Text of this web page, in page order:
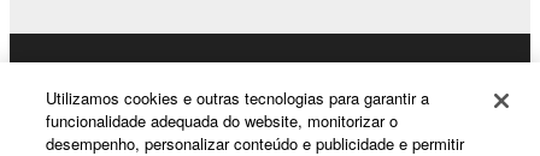
Utilizamos cookies e outras tecnologias para garantir a
funcionalidade adequada do website, monitorizar o
desempenho, personalizar conteúdo e publicidade e permitir